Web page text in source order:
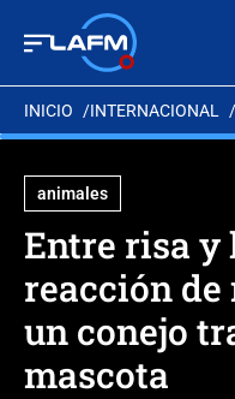
INICIO INTERNACIONAL
animales
Entre risa y
reacción
un conejo
mascota